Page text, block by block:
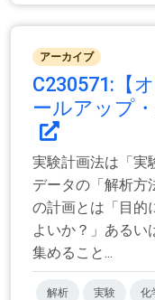
アーカイブ
C230571:【
ールアップ
実験計画法は「実
データの「解析方
の計画とは「目的
よいか？」あるい
集めること...
解析 実験 化